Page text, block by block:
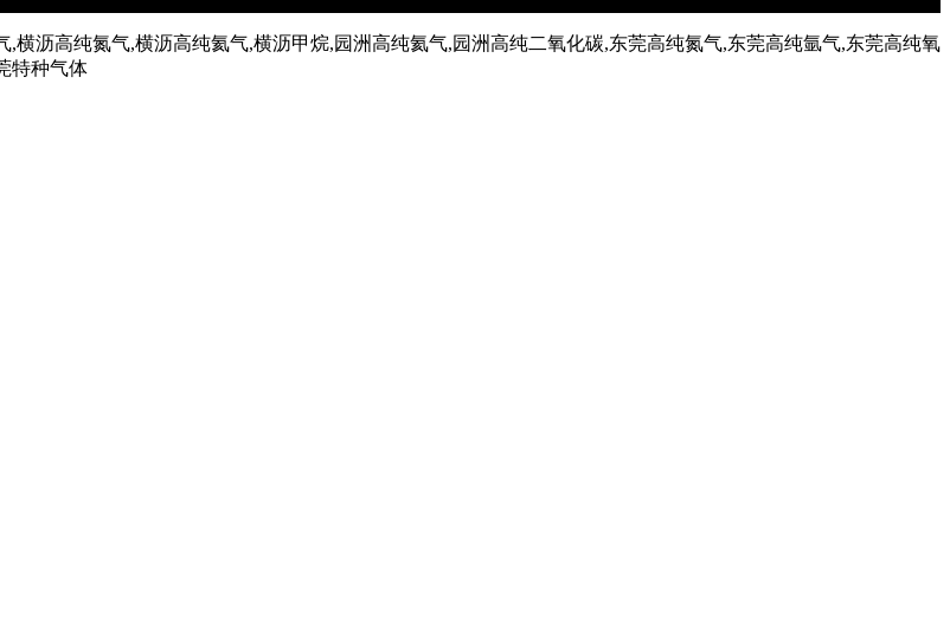
沥高纯氮气,横沥高纯氦气,横沥甲烷,园洲高纯氦气,园洲高纯二氧化碳,东莞高纯氮气,东莞高纯氩气,东莞高纯氧
特种气体